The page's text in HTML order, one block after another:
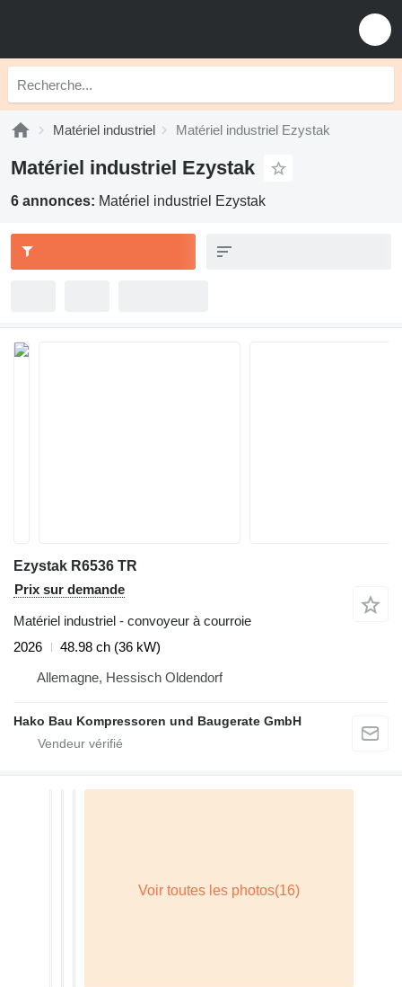
Matériel industriel Matériel industriel Ezystak
Matériel industriel Ezystak
6 annonces: Matériel industriel Ezystak
Ezystak R6536 TR
Prix sur demande
Matériel industriel - convoyeur à courroie
2026
48.98 ch (36 kW)
Allemagne, Hessisch Oldendorf
Hako Bau Kompressoren und Baugerate GmbH